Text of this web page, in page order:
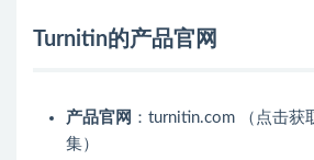
Turnitin的产品官网
产品官网 ：turnitin.com （点击获
集）